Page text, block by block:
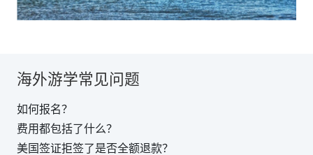
海外游学常见问题
如何报名？
费用都包括了什么？
美国签证拒签了是否全额退款？